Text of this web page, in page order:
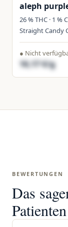
aleph
26 % THC · 1 %
Straight Candy
● Nicht
10,17 €/g
BEWERTUNGEN
Das